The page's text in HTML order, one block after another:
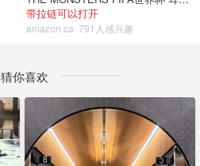
带拉链可以打开
amazon.ca 791人感兴趣
猜你喜欢